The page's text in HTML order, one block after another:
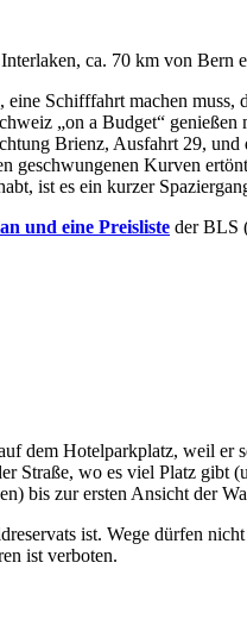
ca. 70 km von Bern
Schifffahrt machen muss,
„on a Budget“ genießen
Brienz, Ausfahrt 29, und
geschwungenen Kurven
ist es ein kurzer
und eine Preisliste der BLS
dem Hotelparkplatz, weil er
Straße, wo es viel Platz gibt
bis zur ersten Ansicht der
ist. Wege dürfen
ist verboten.